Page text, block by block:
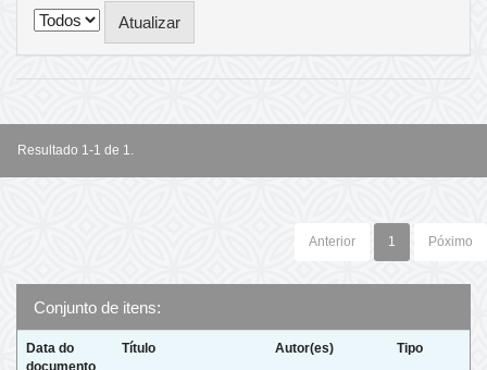
Resultado 1-1 de 1.
Anterior 1 Póximo
Conjunto de itens:
Data do
documento
Título Autor(es) Tipo